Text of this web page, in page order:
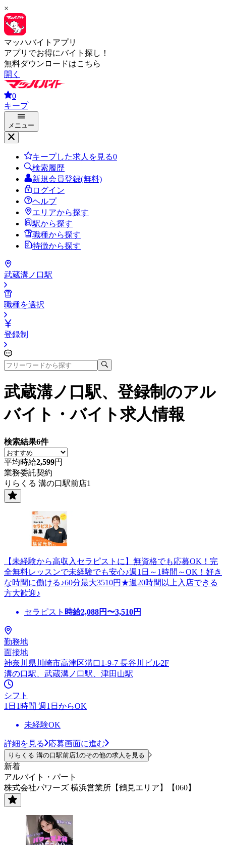
×
マッハバイトアプリ
アプリでお得にバイト探し！
無料ダウンロードはこちら
開く
0
キープ
メニュー
キープした求人を見る0
検索履歴
新規会員登録(無料)
ログイン
ヘルプ
エリアから探す
駅から探す
職種から探す
特徴から探す
武蔵溝ノ口駅
職種を選択
登録制
武蔵溝ノ口駅、登録制 のアル
バイト・バイト求人情報
検索結果6件
平均時給2,599円
業務委託契約
りらくる 溝の口駅前店1
【未経験から高収入セラピストに】無資格でも応募OK！完
全無料レッスンで未経験でも安心♪週1日～1時間～OK！好き
な時間に働ける♪60分最大3510円★週20時間以上入店できる
方大歓迎♪
セラピスト 時給2,088円〜3,510円
勤務地
面接地
神奈川県川崎市高津区溝口1-9-7 長谷川ビル2F
溝の口駅、武蔵溝ノ口駅、津田山駅
シフト
1日1時間 週1日からOK
未経験OK
詳細を見る 応募画面に進む
りらくる 溝の口駅前店1のその他の求人を見る
新着
アルバイト・パート
株式会社パワーズ 横浜営業所【鶴見エリア】【060】